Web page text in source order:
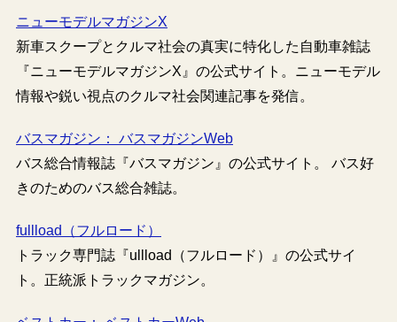
ニューモデルマガジンX
新車スクープとクルマ社会の真実に特化した自動車雑誌
『ニューモデルマガジンX』の公式サイト。ニューモデル
情報や鋭い視点のクルマ社会関連記事を発信。
バスマガジン： バスマガジンWeb
バス総合情報誌『バスマガジン』の公式サイト。 バス好
きのためのバス総合雑誌。
fullload（フルロード）
トラック専門誌『ullload（フルロード）』の公式サイ
ト。正統派トラックマガジン。